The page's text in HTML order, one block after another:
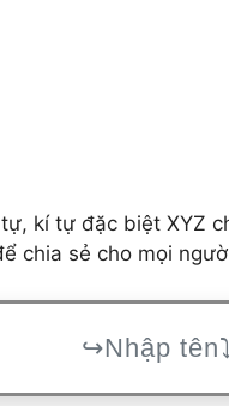
kí tự đặc biệt XYZ
chia sẻ cho mọi